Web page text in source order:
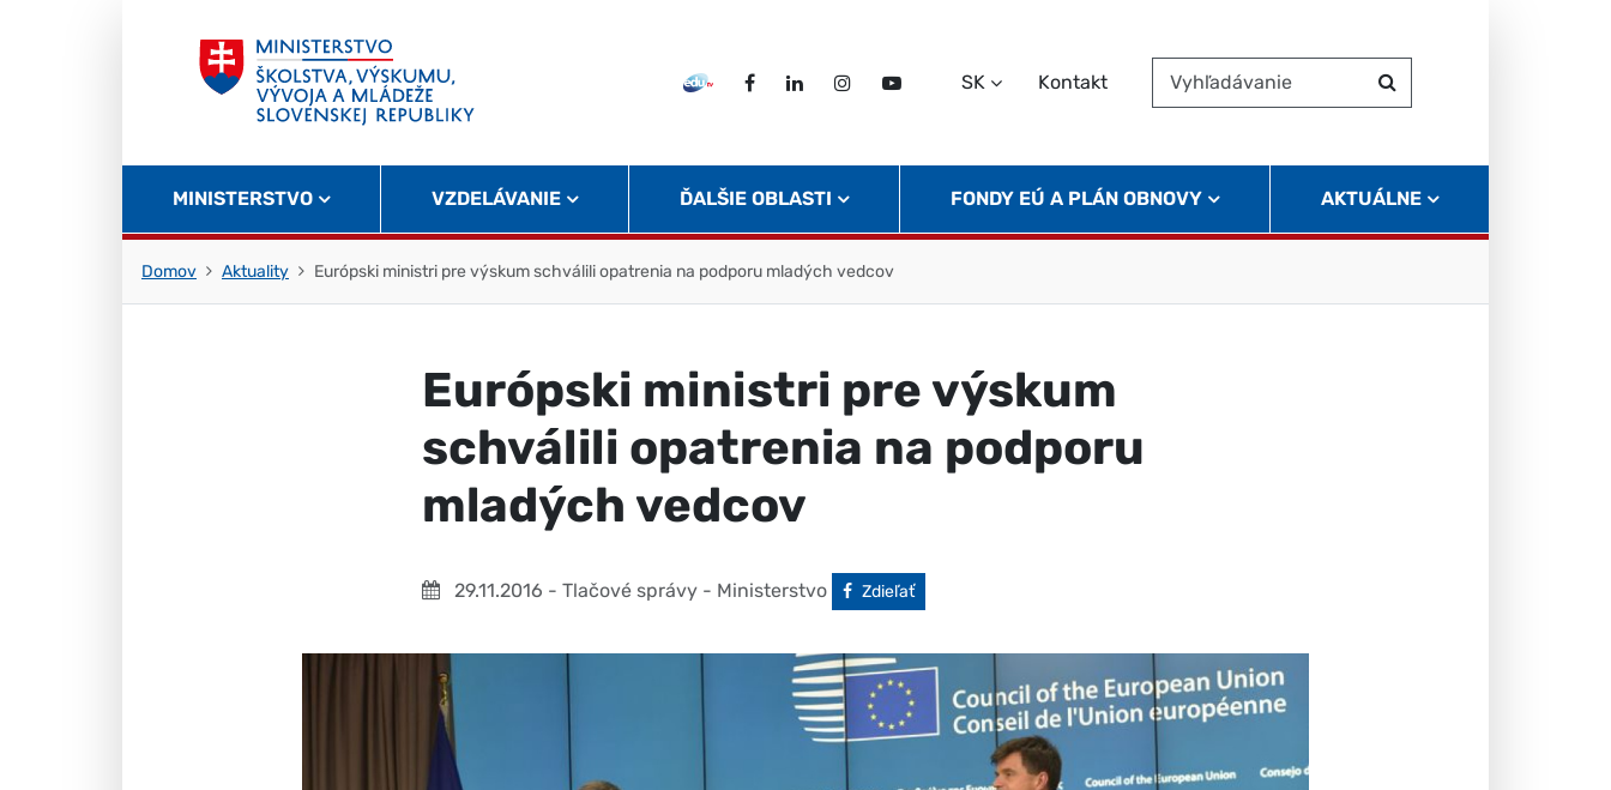
EDU TVFacebookLinkedInInstagram
Twitter
SK Kontakt
Vyhľadávanie
Hľadať
MINISTERSTVO VZDELÁVANIE ĎALŠIE OBLASTI FONDY EÚ A PLÁN OBNOVY AKTUÁLNE
Domov Aktuality Európski ministri pre výskum schválili opatrenia na podporu mladých vedcov
Európski ministri pre výskum
schválili opatrenia na podporu
mladých vedcov
29.11.2016 - Tlačové správy - Ministerstvo Facebook
Zdieľať